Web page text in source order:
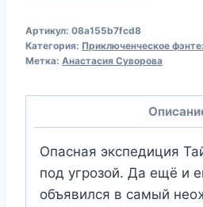
Артикул: 08a155b7fcd8
Категория: Приключенческое
Метка: Анастасия Суворова
Опасная экспедиция
под угрозой. Да ещё и
объявился в самый